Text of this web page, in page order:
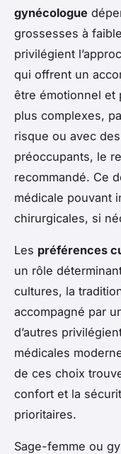
gynécologue
grossesses à
privilégient
qui offrent un
être émotionnel et
plus complexes,
risque ou avec
préoccupants, le
recommandé. Ce
médicale pouvant
chirurgicales, si
Les préférences
un rôle
cultures, la
accompagné par
d’autres
médicales
de ces choix
confort et la
prioritaires.
Sage-femme ou